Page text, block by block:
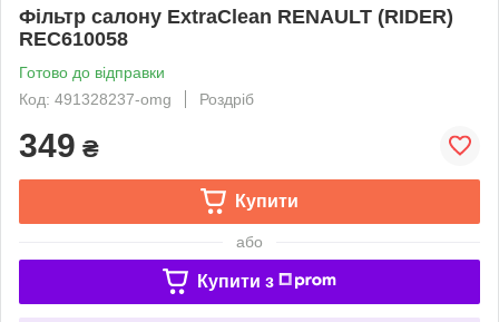
Фільтр салону ExtraClean RENAULT (RIDER)
REC610058
Готово до відправки
Код: 491328237-omg
Роздріб
349 ₴
Купити
або
Купити з